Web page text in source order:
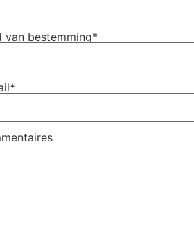
van bestemming*